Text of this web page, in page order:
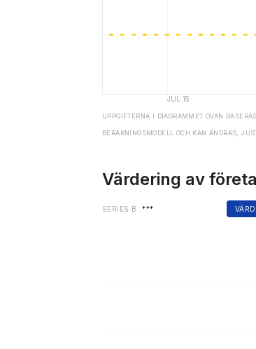
UPPGIFTERNA I DIAGRAMMET OVAN
BERÄKNINGSMODELL OCH KAN ÄNDRAS,
Värdering av
SERIES B ***